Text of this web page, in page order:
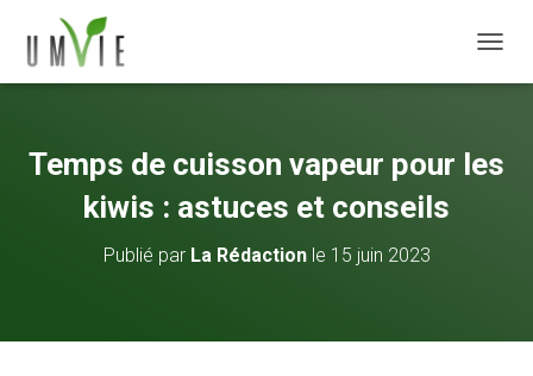
Temps de cuisson vapeur pour les
kiwis : astuces et conseils
Publié par La Rédactionle 15 juin 2023